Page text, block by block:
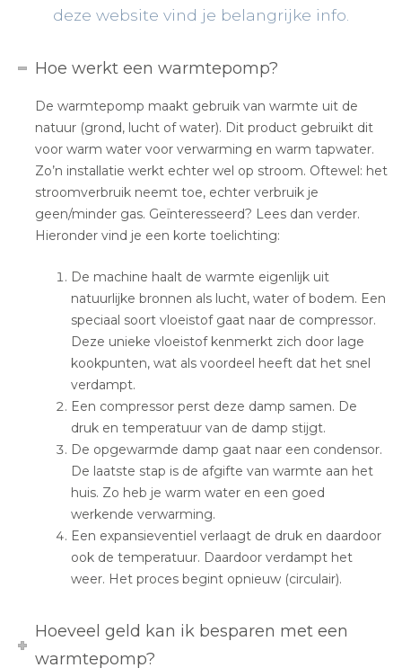
deze website vind je belangrijke info.
Hoe werkt een warmtepomp?
De warmtepomp maakt gebruik van warmte uit de
natuur (grond, lucht of water). Dit product gebruikt dit
voor warm water voor verwarming en warm tapwater.
Zo’n installatie werkt echter wel op stroom. Oftewel: het
stroomverbruik neemt toe, echter verbruik je
geen/minder gas. Geïnteresseerd? Lees dan verder.
Hieronder vind je een korte toelichting:
De machine haalt de warmte eigenlijk uit
natuurlijke bronnen als lucht, water of bodem. Een
speciaal soort vloeistof gaat naar de compressor.
Deze unieke vloeistof kenmerkt zich door lage
kookpunten, wat als voordeel heeft dat het snel
verdampt.
Een compressor perst deze damp samen. De
druk en temperatuur van de damp stijgt.
De opgewarmde damp gaat naar een condensor.
De laatste stap is de afgifte van warmte aan het
huis. Zo heb je warm water en een goed
werkende verwarming.
Een expansieventiel verlaagt de druk en daardoor
ook de temperatuur. Daardoor verdampt het
weer. Het proces begint opnieuw (circulair).
Hoeveel geld kan ik besparen met een
warmtepomp?